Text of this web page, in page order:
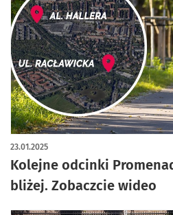
Kolejne odcinki
bliżej. Zobaczcie wideo
23.01.2025